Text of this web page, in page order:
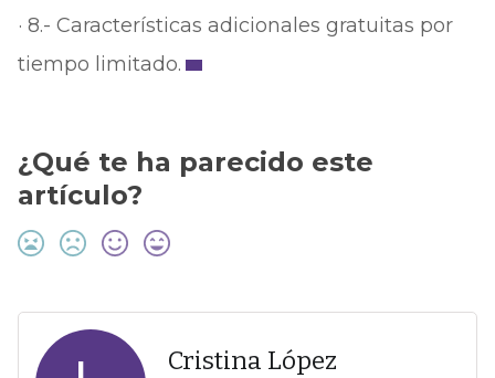
· 8.- Características adicionales gratuitas por
tiempo limitado.
¿Qué te ha parecido este
artículo?
Cristina López